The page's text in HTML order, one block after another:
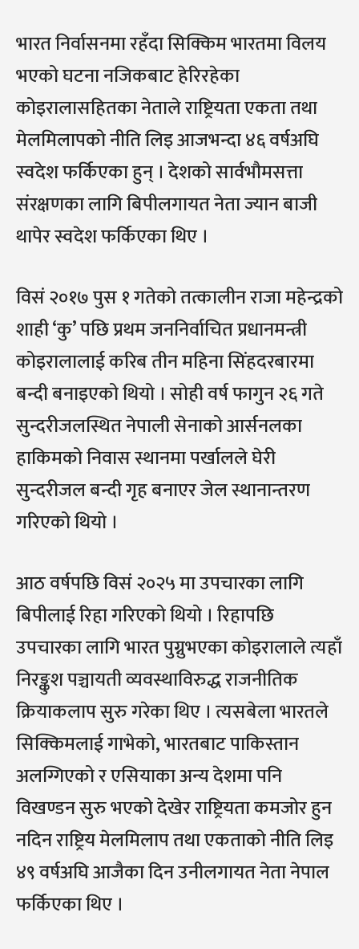
भारत निर्वासनमा रहँदा सिक्किम भारतमा विलय
भएको घटना नजिकबाट हेरिरहेका
कोइरालासहितका नेताले राष्ट्रियता एकता तथा
मेलमिलापको नीति लिइ आजभन्दा ४६ वर्षअघि
स्वदेश फर्किएका हुन् । देशको सार्वभौमसत्ता
संरक्षणका लागि बिपीलगायत नेता ज्यान बाजी
थापेर स्वदेश फर्किएका थिए ।
विसं २०१७ पुस १ गतेको तत्कालीन राजा महेन्द्रको
शाही ‘कु’ पछि प्रथम जननिर्वाचित प्रधानमन्त्री
कोइरालालाई करिब तीन महिना सिंहदरबारमा
बन्दी बनाइएको थियो । सोही वर्ष फागुन २६ गते
सुन्दरीजलस्थित नेपाली सेनाको आर्सनलका
हाकिमको निवास स्थानमा पर्खालले घेरी
सुन्दरीजल बन्दी गृह बनाएर जेल स्थानान्तरण
गरिएको थियो ।
आठ वर्षपछि विसं २०२५ मा उपचारका लागि
बिपीलाई रिहा गरिएको थियो । रिहापछि
उपचारका लागि भारत पुग्नुभएका कोइरालाले त्यहाँ
निरङ्कुश पञ्चायती व्यवस्थाविरुद्ध राजनीतिक
क्रियाकलाप सुरु गरेका थिए । त्यसबेला भारतले
सिक्किमलाई गाभेको, भारतबाट पाकिस्तान
अलग्गिएको र एसियाका अन्य देशमा पनि
विखण्डन सुरु भएको देखेर राष्ट्रियता कमजोर हुन
नदिन राष्ट्रिय मेलमिलाप तथा एकताको नीति लिइ
४९ वर्षअघि आजैका दिन उनीलगायत नेता नेपाल
फर्किएका थिए ।